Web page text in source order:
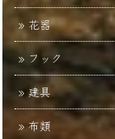
花器
フック
建具
布類